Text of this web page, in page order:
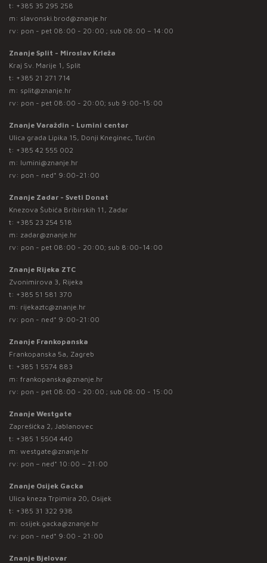
t: +385 35 295 258
m: slavonski.brod@znanje.hr
rv: pon - pet 08:00 - 20:00 ; sub 08:00 – 14:00
Znanje Split - Miroslav Krleža
Kraj Sv. Marije 1, Split
t: +385 21 271 714
m: split@znanje.hr
rv: pon - pet 08:00 - 20:00; sub 9:00-15:00
Znanje Varaždin - Lumini centar
Ulica grada Lipika 15, Donji Kneginec, Turčin
t: +385 42 555 002
m: lumini@znanje.hr
rv: pon - ned* 9:00-21:00
Znanje Zadar - Sveti Donat
Knezova Šubića Bribirskih 11, Zadar
t: +385 23 254 518
m: zadar@znanje.hr
rv: pon - pet 08:00 - 20:00; sub 8:00-14:00
Znanje Rijeka ZTC
Zvonimirova 3, Rijeka
t: +385 51 581 370
m: rijekaztc@znanje.hr
rv: pon - ned* 9:00-21:00
Znanje Frankopanska
Frankopanska 5a, Zagreb
t: +385 1 5574 883
m: frankopanska@znanje.hr
rv: pon - pet 08:00 - 20:00 ; sub 08:00 - 15:00
Znanje Westgate
Zaprešićka 2, Jablanovec
t: +385 1 5504 440
m: westgate@znanje.hr
rv: pon – ned* 10:00 – 21:00
Znanje Osijek Gacka
Ulica kneza Trpimira 20, Osijek
t: +385 31 322 938
m: osijek.gacka@znanje.hr
rv: pon - ned* 9:00 - 21:00
Znanje Bjelovar